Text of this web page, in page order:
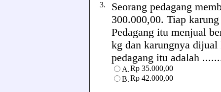
3. Seorang pedagang
300.000,00. Tiap
Pedagang itu menjual
kg dan karungnya
pedagang itu adalah
A.Rp 35.000,00
B.Rp 42.000,00